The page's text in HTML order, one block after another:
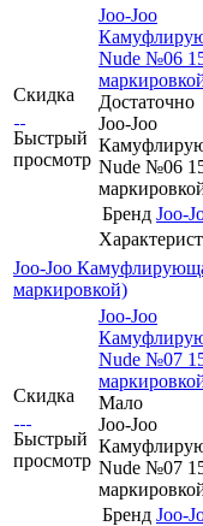
Скидка
Быстрый
просмотр
Joo-Joo
Nude №06
Достаточно
Joo-Joo
Nude №06
Бренд Joo-
Joo-Joo
маркировкой)
Скидка
Быстрый
просмотр
Joo-Joo
Nude №07
Мало
Joo-Joo
Nude №07
Бренд Joo-